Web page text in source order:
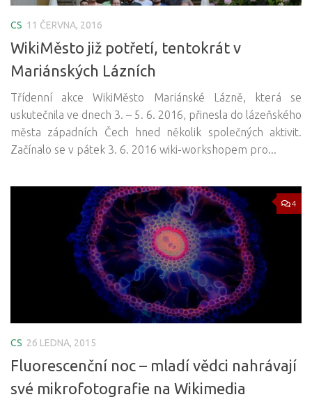
CS 11 ČERVNA, 2016
WikiMěsto již potřetí, tentokrát v
Mariánských Lázních
Třídenní akce WikiMěsto Mariánské Lázně, která se
uskutečnila ve dnech 3. – 5. 6. 2016, přinesla do lázeňského
města západních Čech hned několik společných aktivit.
Začínalo se v pátek 3. 6. 2016 wiki-workshopem pro...
4
CS 26 LEDNA, 2015
Fluorescenční noc – mladí vědci nahrávají
své mikrofotografie na Wikimedia